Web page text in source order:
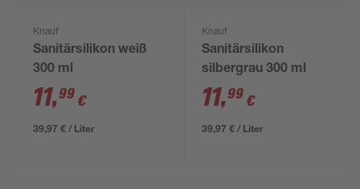
Knauf
Sanitärsilikon weiß
300 ml
11,99 €
39,97 € / Liter
Knauf
Sanitärsilikon
silbergrau 300 ml
11,99 €
39,97 € / Liter